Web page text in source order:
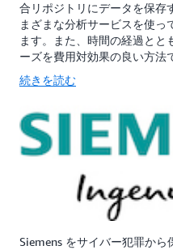
合リポジトリにデータを保存
まざまな分析サービスを使
ます。また、時間の経過とと
ーズを費用対効果の良い方法
続きを読む
Siemens をサイバー犯罪か